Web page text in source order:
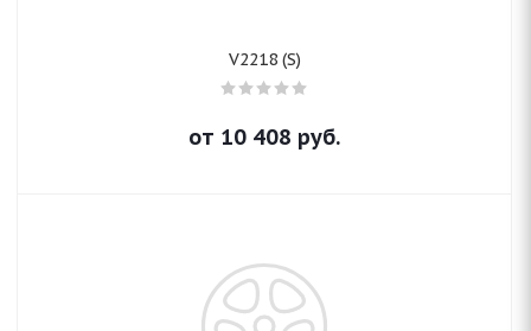
V2218 (S)
от 10 408 руб.